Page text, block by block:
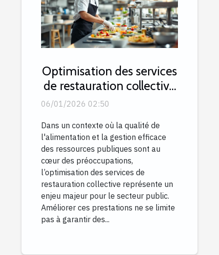
Optimisation des services
de restauration collective
pour le secteur public
06/01/2026 02:50
Dans un contexte où la qualité de
l'alimentation et la gestion efficace
des ressources publiques sont au
cœur des préoccupations,
l’optimisation des services de
restauration collective représente un
enjeu majeur pour le secteur public.
Améliorer ces prestations ne se limite
pas à garantir des...